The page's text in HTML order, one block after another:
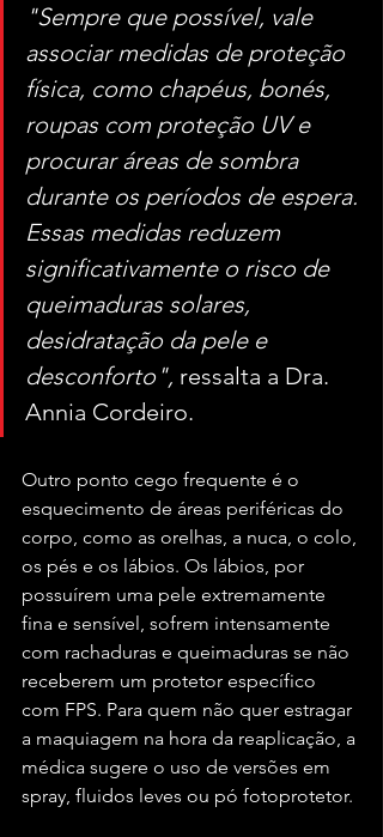
"Sempre que possível, vale
associar medidas de proteção
física, como chapéus, bonés,
roupas com proteção UV e
procurar áreas de sombra
durante os períodos de espera.
Essas medidas reduzem
significativamente o risco de
queimaduras solares,
desidratação da pele e
desconforto", ressalta a Dra.
Annia Cordeiro.
Outro ponto cego frequente é o
esquecimento de áreas periféricas do
corpo, como as orelhas, a nuca, o colo,
os pés e os lábios. Os lábios, por
possuírem uma pele extremamente
fina e sensível, sofrem intensamente
com rachaduras e queimaduras se não
receberem um protetor específico
com FPS. Para quem não quer estragar
a maquiagem na hora da reaplicação, a
médica sugere o uso de versões em
spray, fluidos leves ou pó fotoprotetor.